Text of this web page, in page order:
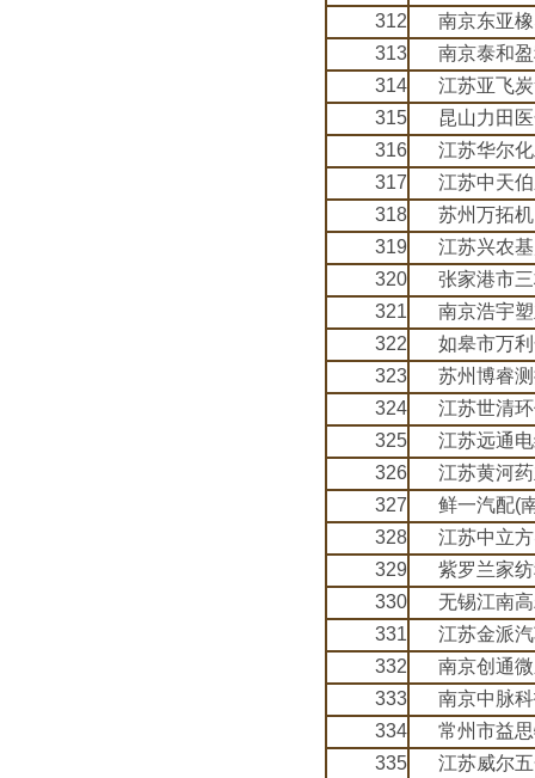
312
南京东亚
313
南京泰和
314
江苏亚飞
315
昆山力田
316
江苏华尔
317
江苏中天
318
苏州万拓
319
江苏兴农
320
张家港市
321
南京浩宇
322
如皋市万
323
苏州博睿
324
江苏世清
325
江苏远通
326
江苏黄河
327
鲜一汽配(
328
江苏中立
329
紫罗兰家
330
无锡江南
331
江苏金派
332
南京创通
333
南京中脉
334
常州市益
335
江苏威尔